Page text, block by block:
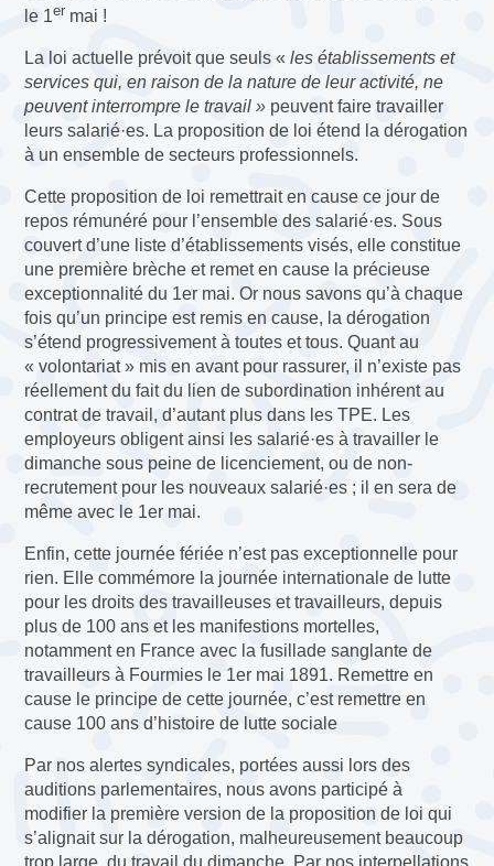
le 1er mai !
La loi actuelle prévoit que seuls «les établissements et
services qui, en raison de la nature de leur activité, ne
peuvent interrompre le travail » peuvent faire travailler
leurs salarié·es. La proposition de loi étend la dérogation
à un ensemble de secteurs professionnels.
Cette proposition de loi remettrait en cause ce jour de
repos rémunéré pour l’ensemble des salarié·es. Sous
couvert d’une liste d’établissements visés, elle constitue
une première brèche et remet en cause la précieuse
exceptionnalité du 1er mai. Or nous savons qu’à chaque
fois qu’un principe est remis en cause, la dérogation
s’étend progressivement à toutes et tous. Quant au
« volontariat » mis en avant pour rassurer, il n’existe pas
réellement du fait du lien de subordination inhérent au
contrat de travail, d’autant plus dans les TPE. Les
employeurs obligent ainsi les salarié·es à travailler le
dimanche sous peine de licenciement, ou de non-
recrutement pour les nouveaux salarié·es ; il en sera de
même avec le 1er mai.
Enfin, cette journée fériée n’est pas exceptionnelle pour
rien. Elle commémore la journée internationale de lutte
pour les droits des travailleuses et travailleurs, depuis
plus de 100 ans et les manifestions mortelles,
notamment en France avec la fusillade sanglante de
travailleurs à Fourmies le 1er mai 1891. Remettre en
cause le principe de cette journée, c’est remettre en
cause 100 ans d’histoire de lutte sociale
Par nos alertes syndicales, portées aussi lors des
auditions parlementaires, nous avons participé à
modifier la première version de la proposition de loi qui
s’alignait sur la dérogation, malheureusement beaucoup